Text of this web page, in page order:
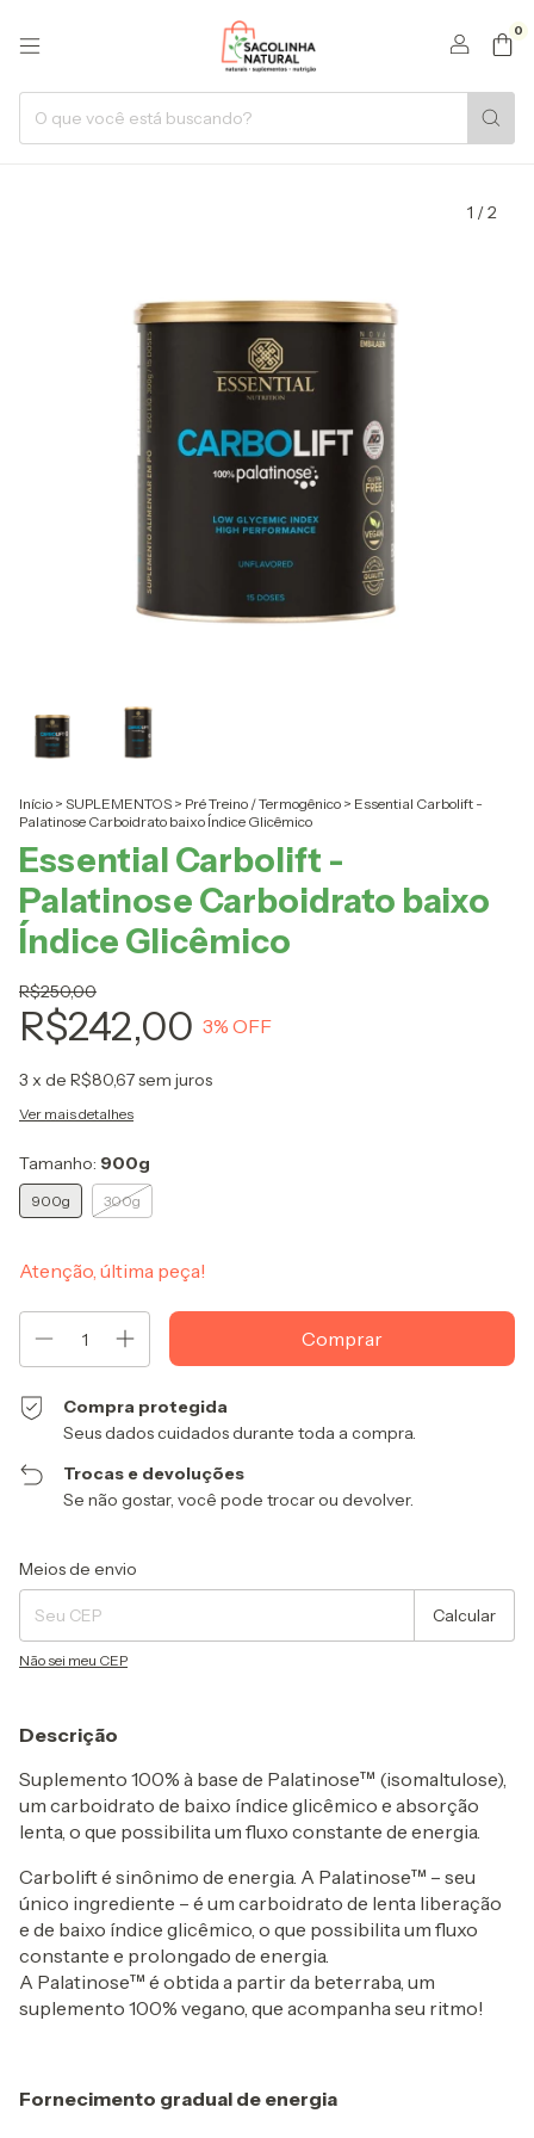
0
1 /2
Início > SUPLEMENTOS > Pré Treino / Termogênico > Essential Carbolift -
Palatinose Carboidrato baixo Índice Glicêmico
Essential Carbolift -
Palatinose Carboidrato baixo
Índice Glicêmico
R$250,00
R$242,00 3% OFF
3 x de R$80,67sem juros
Ver mais detalhes
Tamanho: 900g
900g 300g
Atenção, última peça!
Compra protegida
Seus dados cuidados durante toda a compra.
Trocas e devoluções
Se não gostar, você pode trocar ou devolver.
Entregas para o CEP:
Meios de envio
Calcular
Não sei meu CEP
Descrição
Suplemento 100% à base de Palatinose™ (isomaltulose),
um carboidrato de baixo índice glicêmico e absorção
lenta, o que possibilita um fluxo constante de energia.
Carbolift é sinônimo de energia. A Palatinose™ – seu
único ingrediente – é um carboidrato de lenta liberação
e de baixo índice glicêmico, o que possibilita um fluxo
constante e prolongado de energia.
A Palatinose™ é obtida a partir da beterraba, um
suplemento 100% vegano, que acompanha seu ritmo!
Fornecimento gradual de energia